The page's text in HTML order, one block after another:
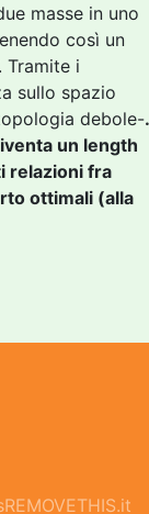
masse in uno
così un
Tramite i
sullo spazio
debole-.
un length
relazioni fra
ottimali (alla